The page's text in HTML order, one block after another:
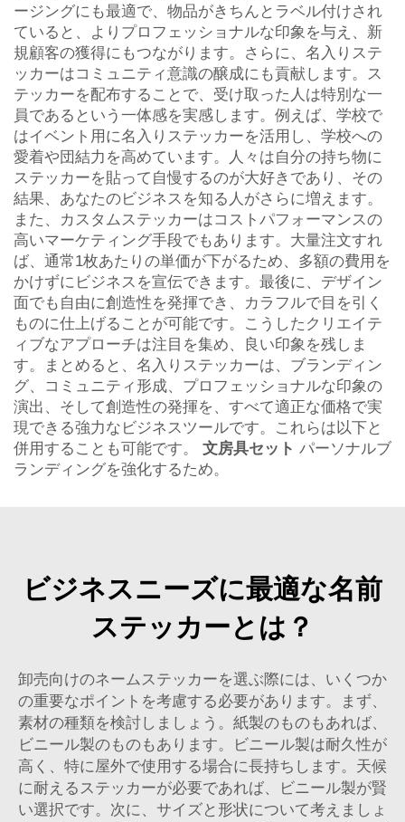
ージングにも最適で、物品がきちんとラベル付けされ
ていると、よりプロフェッショナルな印象を与え、新
規顧客の獲得にもつながります。さらに、名入りステ
ッカーはコミュニティ意識の醸成にも貢献します。ス
テッカーを配布することで、受け取った人は特別な一
員であるという一体感を実感します。例えば、学校で
はイベント用に名入りステッカーを活用し、学校への
愛着や団結力を高めています。人々は自分の持ち物に
ステッカーを貼って自慢するのが大好きであり、その
結果、あなたのビジネスを知る人がさらに増えます。
また、カスタムステッカーはコストパフォーマンスの
高いマーケティング手段でもあります。大量注文すれ
ば、通常1枚あたりの単価が下がるため、多額の費用を
かけずにビジネスを宣伝できます。最後に、デザイン
面でも自由に創造性を発揮でき、カラフルで目を引く
ものに仕上げることが可能です。こうしたクリエイテ
ィブなアプローチは注目を集め、良い印象を残しま
す。まとめると、名入りステッカーは、ブランディン
グ、コミュニティ形成、プロフェッショナルな印象の
演出、そして創造性の発揮を、すべて適正な価格で実
現できる強力なビジネスツールです。これらは以下と
併用することも可能です。 文房具セット パーソナルブ
ランディングを強化するため。
ビジネスニーズに最適な名前
ステッカーとは？
卸売向けのネームステッカーを選ぶ際には、いくつか
の重要なポイントを考慮する必要があります。まず、
素材の種類を検討しましょう。紙製のものもあれば、
ビニール製のものもあります。ビニール製は耐久性が
高く、特に屋外で使用する場合に長持ちします。天候
に耐えるステッカーが必要であれば、ビニール製が賢
い選択です。次に、サイズと形状について考えましょ